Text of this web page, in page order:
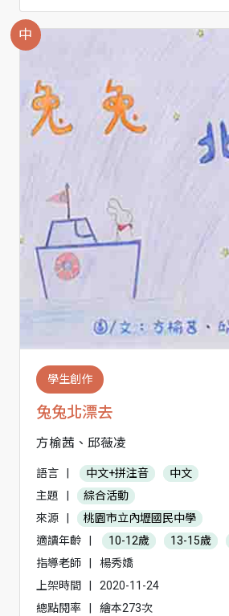
中
學生創作
兔兔北漂去
方榆茜、邱薇凌
語言 中文+拼注音
中文
主題
綜合活動
來源
桃園市立內壢國民中學
適讀年齡
10-12歲 13-15歲
指導老師
楊秀嬌
上架時間
2020-11-24
總點閱率
繪本273次